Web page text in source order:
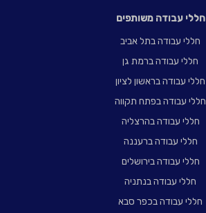
חללי עבודה משותפים
חללי עבודה בתל אביב
חללי עבודה ברמת גן
חללי עבודה בראשון לציון
חללי עבודה בפתח תקווה
חללי עבודה בהרצליה
חללי עבודה ברעננה
חללי עבודה בירושלים
חללי עבודה בנתניה
חללי עבודה בכפר סבא